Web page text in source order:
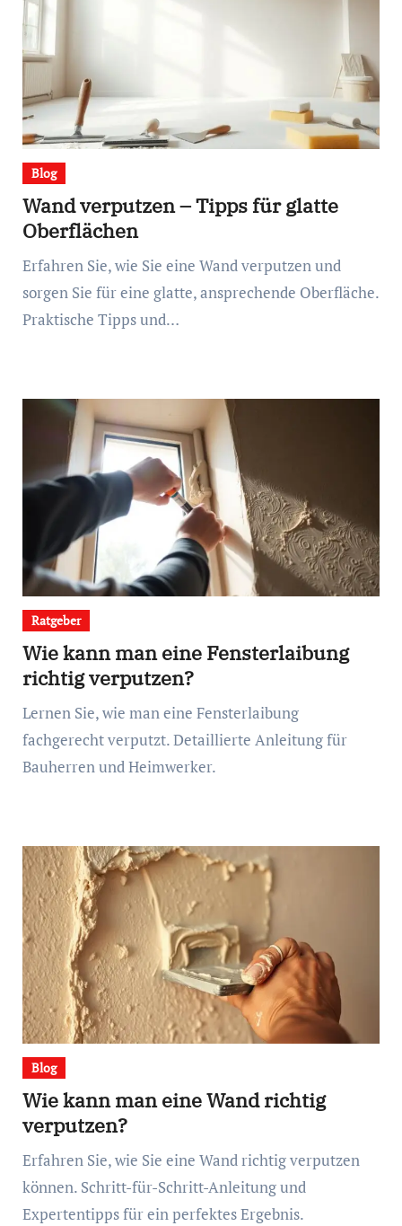
Blog
Wand verputzen – Tipps für glatte
Oberflächen
Erfahren Sie, wie Sie eine Wand verputzen und
sorgen Sie für eine glatte, ansprechende Oberfläche.
Praktische Tipps und…
Ratgeber
Wie kann man eine Fensterlaibung
richtig verputzen?
Lernen Sie, wie man eine Fensterlaibung
fachgerecht verputzt. Detaillierte Anleitung für
Bauherren und Heimwerker.
Blog
Wie kann man eine Wand richtig
verputzen?
Erfahren Sie, wie Sie eine Wand richtig verputzen
können. Schritt-für-Schritt-Anleitung und
Expertentipps für ein perfektes Ergebnis.